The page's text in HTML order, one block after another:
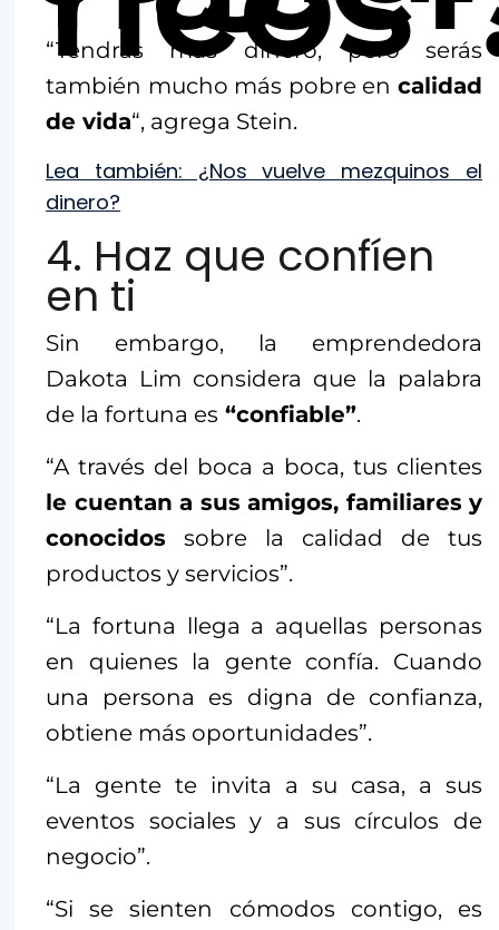
“Tendrás más dinero, pero serás
también mucho más pobre en calidad
de vida“, agrega Stein.
Lea también: ¿Nos vuelve mezquinos el
dinero?
4. Haz que confíen
en ti
Sin embargo, la emprendedora
Dakota Lim considera que la palabra
de la fortuna es “confiable”.
“A través del boca a boca, tus clientes
le cuentan a sus amigos, familiares y
conocidos sobre la calidad de tus
productos y servicios”.
“La fortuna llega a aquellas personas
en quienes la gente confía. Cuando
una persona es digna de confianza,
obtiene más oportunidades”.
“La gente te invita a su casa, a sus
eventos sociales y a sus círculos de
negocio”.
“Si se sienten cómodos contigo, es